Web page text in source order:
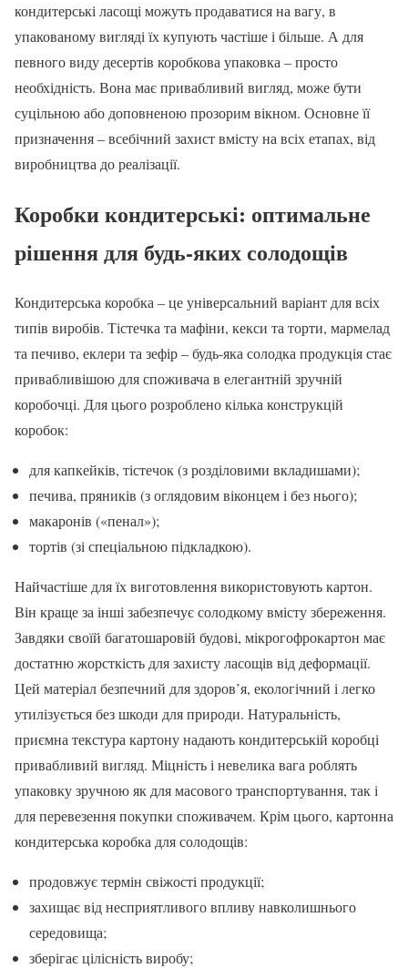
кондитерські ласощі можуть продаватися на вагу, в
упакованому вигляді їх купують частіше і більше. А для
певного виду десертів коробкова упаковка – просто
необхідність. Вона має привабливий вигляд, може бути
суцільною або доповненою прозорим вікном. Основне її
призначення – всебічний захист вмісту на всіх етапах, від
виробництва до реалізації.
Коробки кондитерські: оптимальне
рішення для будь-яких солодощів
Кондитерська коробка – це універсальний варіант для всіх
типів виробів. Тістечка та мафіни, кекси та торти, мармелад
та печиво, еклери та зефір – будь-яка солодка продукція стає
привабливішою для споживача в елегантній зручній
коробочці. Для цього розроблено кілька конструкцій
коробок:
для капкейків, тістечок (з розділовими вкладишами);
печива, пряників (з оглядовим віконцем і без нього);
макаронів («пенал»);
тортів (зі спеціальною підкладкою).
Найчастіше для їх виготовлення використовують картон.
Він краще за інші забезпечує солодкому вмісту збереження.
Завдяки своїй багатошаровій будові, мікрогофрокартон має
достатню жорсткість для захисту ласощів від деформації.
Цей матеріал безпечний для здоров’я, екологічний і легко
утилізується без шкоди для природи. Натуральність,
приємна текстура картону надають кондитерській коробці
привабливий вигляд. Міцність і невелика вага роблять
упаковку зручною як для масового транспортування, так і
для перевезення покупки споживачем. Крім цього, картонна
кондитерська коробка для солодощів:
продовжує термін свіжості продукції;
захищає від несприятливого впливу навколишнього
середовища;
зберігає цілісність виробу;